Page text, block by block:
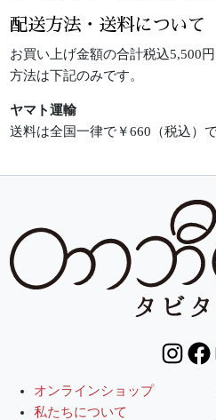
配送方法・送料について
お買い上げ金額の合計税込5,500
方法は下記のみです。
ヤマト運輸
送料は全国一律で￥660（税込）で
オンラインショップ
私たちについて